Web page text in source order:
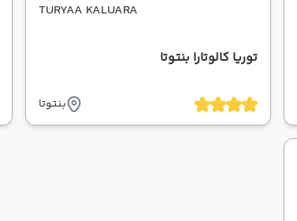
TURYAA KALUARA
توریا کالوتارا بنتوتا
بنتوتا